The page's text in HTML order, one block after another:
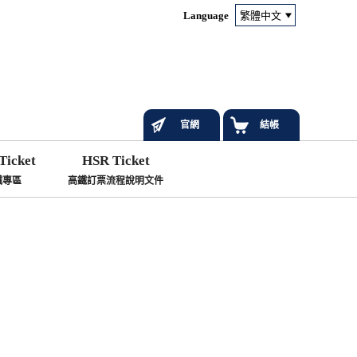
Language
專區
HSR Ticket
高鐵訂票流程說明文件
官網 結帳